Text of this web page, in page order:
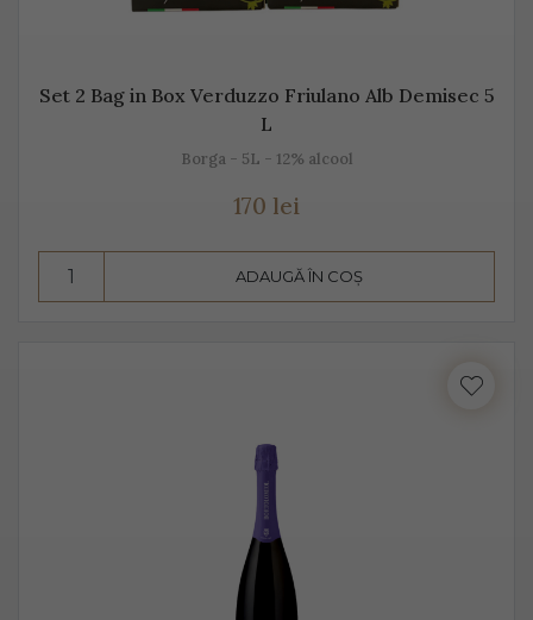
Set 2 Bag in Box Verduzzo Friulano Alb Demisec 5
L
Borga - 5L - 12% alcool
170 lei
ADAUGĂ ÎN COȘ